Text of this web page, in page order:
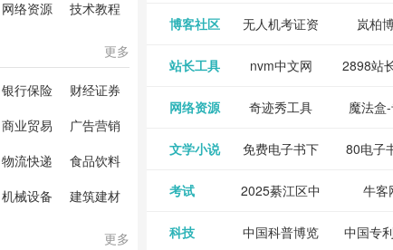
件共享站、
资源
网络资源 技术教程
更多
银行保险
财经证券
商业贸易
广告营销
物流快递
食品饮料
机械设备 建筑建材
更多
爱主题
博客社区 无人机考证资
讯网
岚柏
站长工具 nvm中文网 2898站
平
网络资源 奇迹秀工具
箱-设计师必
备设计工具及
各类设计辅助
魔法盒
的游戏
效学习
文学小说 免费电子书下
载网,txt小说
免费下载,全集
80电子
零电
考试 2025綦江区中
考志愿填报系
牛客
科技 中国科普博览 中国专